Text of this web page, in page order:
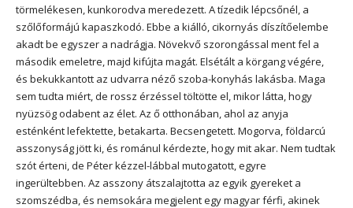
törmelékesen, kunkorodva meredezett. A tízedik lépcsőnél, a
szőlőformájú kapaszkodó. Ebbe a kiálló, cikornyás díszítőelembe
akadt be egyszer a nadrágja. Növekvő szorongással ment fel a
második emeletre, majd kifújta magát. Elsétált a körgang végére,
és bekukkantott az udvarra néző szoba-konyhás lakásba. Maga
sem tudta miért, de rossz érzéssel töltötte el, mikor látta, hogy
nyüzsög odabent az élet. Az ő otthonában, ahol az anyja
esténként lefektette, betakarta. Becsengetett. Mogorva, földarcú
asszonyság jött ki, és románul kérdezte, hogy mit akar. Nem tudtak
szót érteni, de Péter kézzel-lábbal mutogatott, egyre
ingerültebben. Az asszony átszalajtotta az egyik gyereket a
szomszédba, és nemsokára megjelent egy magyar férfi, akinek